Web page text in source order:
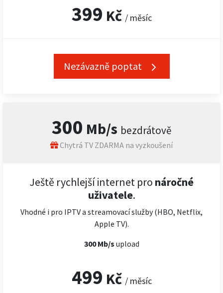
399 Kč / měsíc
Nezávazně poptat
300 Mb/s bezdrátově
Chytrá TV ZDARMA na vyzkoušení
Ještě rychlejší internet pro náročné
uživatele.
Vhodné i pro IPTV a streamovací služby (HBO, Netflix,
Apple TV).
300 Mb/s upload
499 Kč / měsíc